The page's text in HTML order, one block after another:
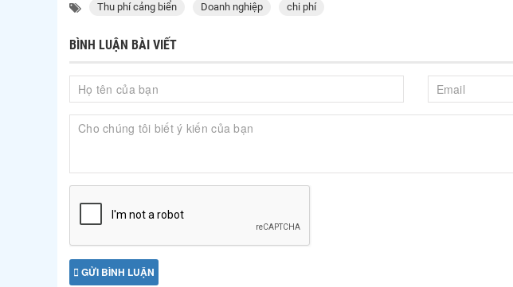
Thu phí cảng biển Doanh nghiệp chi phí
BÌNH LUẬN BÀI VIẾT
GỬI BÌNH LUẬN